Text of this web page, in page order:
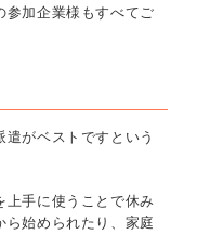
参加企業様もすべてご
がベストですという
上手に使うことで休み
ら始められたり、家庭